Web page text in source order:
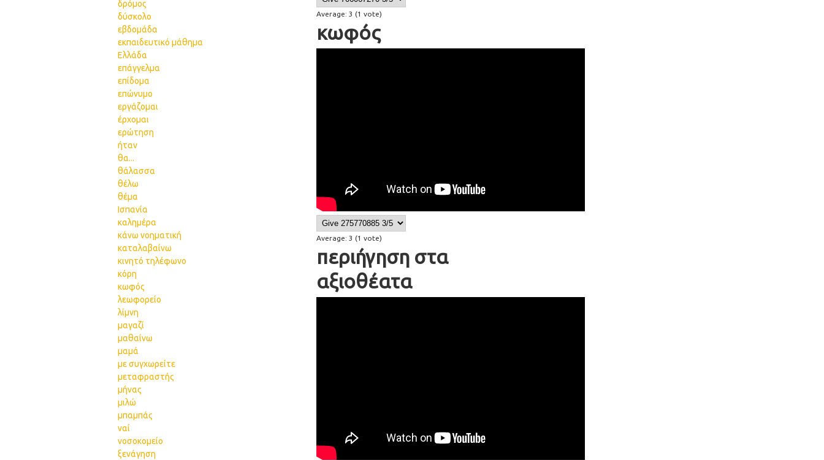
δρόμος
δύσκολο
εβδομάδα
εκπαιδευτικό μάθημα
Ελλάδα
επάγγελμα
επίδομα
επώνυμο
εργάζομαι
έρχομαι
ερώτηση
ήταν
θα...
θάλασσα
θέλω
θέμα
Ισπανία
καλημέρα
κάνω νοηματική
καταλαβαίνω
κινητό τηλέφωνο
κόρη
κωφός
λεωφορείο
λίμνη
μαγαζί
μαθαίνω
μαμά
με συγχωρείτε
μεταφραστής
μήνας
μιλώ
μπαμπάς
ναί
νοσοκομείο
ξενάγηση
Average: 3 (1 vote)
κωφός
Average: 3 (1 vote)
περιήγηση στα
αξιοθέατα